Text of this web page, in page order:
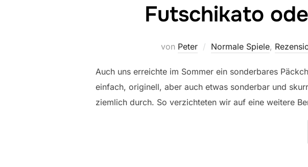
Futschikato
von Peter Normale Spiele,
Auch uns erreichte im Sommer ein sonderbares
einfach, originell, aber auch etwas sonderbar und
ziemlich durch. So verzichteten wir auf eine weitere